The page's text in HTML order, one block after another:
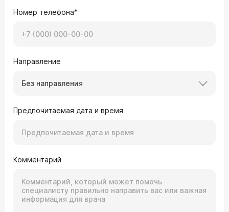
Номер телефона*
Направление
Без направления
Предпочитаемая дата и время
Комментарий